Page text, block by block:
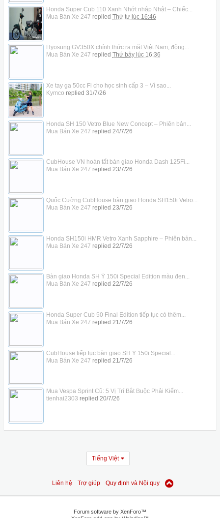
Honda Super Cub 110 Xanh Nhớt nhập Nhật – Chiếc...
Mua Bán Xe 247 replied Thứ tư lúc 16:46
Hyosung GV350X chính thức ra mắt Việt Nam, động...
Mua Bán Xe 247 replied Thứ bảy lúc 16:36
Xe tay ga 50cc Fi cho học sinh cấp 3 – Vì sao...
Kymco replied 31/7/26
Honda SH 150 Vetro Blue New Concept – Phiên bản...
Mua Bán Xe 247 replied 24/7/26
CubHouse VN hoàn tất bàn giao Honda Dash 125Fi...
Mua Bán Xe 247 replied 23/7/26
Quốc Cường CubHouse bàn giao Honda SH150i Vetro...
Mua Bán Xe 247 replied 23/7/26
Honda SH150i HMR Vetro Xanh Sapphire – Phiên bản...
Mua Bán Xe 247 replied 22/7/26
Bàn giao Honda SH Ý 150i Special Edition màu đen...
Mua Bán Xe 247 replied 22/7/26
Honda Super Cub 50 Final Edition tiếp tục có thêm...
Mua Bán Xe 247 replied 21/7/26
CubHouse tiếp tục bàn giao SH Ý 150i Special...
Mua Bán Xe 247 replied 21/7/26
Mua Vespa Sprint Cũ: 5 Vị Trí Bắt Buộc Phải Kiểm...
tienhai2303 replied 20/7/26
Tiếng Việt
Liên hệ Trợ giúp Quy định và Nội quy
Forum software by XenForo™